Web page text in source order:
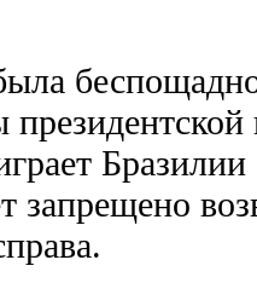
запрещено